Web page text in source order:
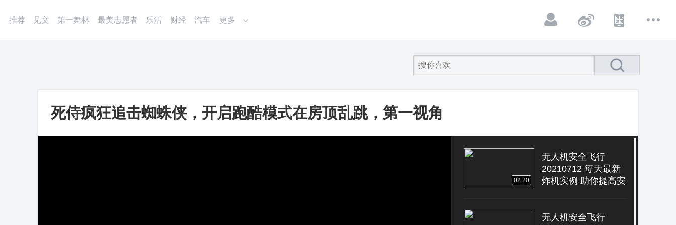
推荐 见文 第一舞林 最美志愿者 乐活 财经 汽车 更多
死侍疯狂追击蜘蛛侠，开启跑酷模式在房顶乱跳，第一视角
吓尿了！_第一视频
02:20
无人机安全飞行
20210712 每天最新
炸机实例 助你提高安
无人机安全飞行